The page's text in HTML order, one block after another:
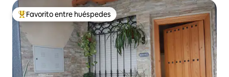
Favorito entre los huéspedes más destacados
Favorito entre huéspedes